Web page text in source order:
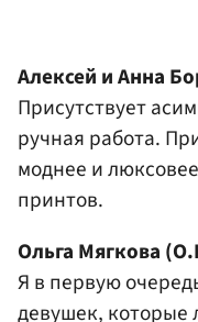
Алексей и Анна
Присутствует
ручная работа.
моднее и
принтов.
Ольга Мягкова
Я в первую
девушек, которые